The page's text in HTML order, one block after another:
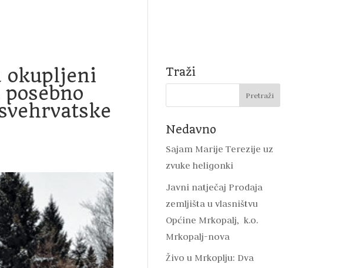
okupljeni Traži
Nedavno
Sajam Marije Terezije uz
zvuke heligonki
Javni natječaj Prodaja
zemljišta u vlasništvu
Općine Mrkopalj, k.o.
Mrkopalj-nova
Živo u Mrkoplju: Dva